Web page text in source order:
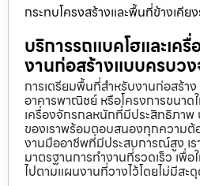
กระทบโครงสร้างและพื้นที่ข้างเคีย
บริการรถแบคโฮและเค
งานก่อสร้างแบบครบว
การเตรียมพื้นที่สำหรับงานก่อสร้าง
อาคารพาณิชย์ หรือโครงการขนาด
เครื่องจักรกลหนักที่มีประสิทธิภาพ
ของเราพร้อมตอบสนองทุกความต้
งานมืออาชีพที่มีประสบการณ์สูง เ
มาตรฐานการทำงานที่รวดเร็ว เพื่
ไปตามแผนงานที่วางไว้โดยไม่มีสะ